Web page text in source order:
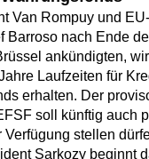
Van Rompuy und EU-
Barroso nach Ende
ankündigten,
Laufzeiten für
erhalten. Der
soll künftig auch
Verfügung stellen
Sarkozy beginnt